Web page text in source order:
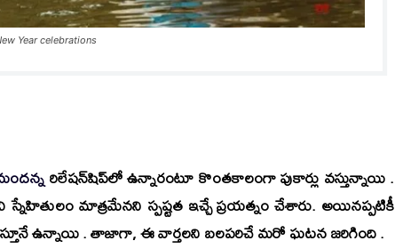
Year celebrations
రిలేషన్‌షిప్‌లో ఉన్నారంటూ కొంతకాలంగా పుకార్లు వస్తున్నాయి .
మాత్రమేనని స్పష్టత ఇచ్చే ప్రయత్నం చేశారు. అయినప్పటికీ
ఉన్నాయి . తాజాగా, ఈ వార్తలని బలపరిచే మరో ఘటన జరిగింది .